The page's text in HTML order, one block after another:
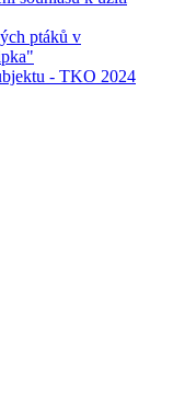
ptáků v
- TKO 2024